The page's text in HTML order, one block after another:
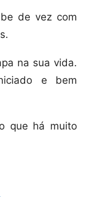
de vez com
na sua vida.
e bem
que há muito